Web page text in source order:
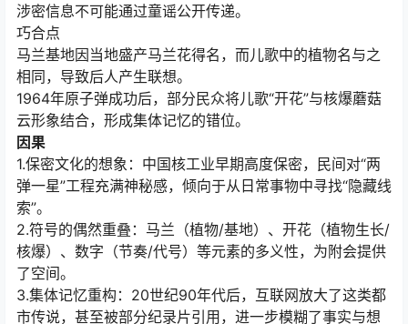
涉密信息不可能通过童谣公开传递。
巧合点
马兰基地因当地盛产马兰花得名，而儿歌中的植物名与之
相同，导致后人产生联想。
1964年原子弹成功后，部分民众将儿歌“开花”与核爆蘑菇
云形象结合，形成集体记忆的错位。
因果
1.保密文化的想象：中国核工业早期高度保密，民间对“两
弹一星”工程充满神秘感，倾向于从日常事物中寻找“隐藏线
索”。
2.符号的偶然重叠：马兰（植物/基地）、开花（植物生长/
核爆）、数字（节奏/代号）等元素的多义性，为附会提供
了空间。
3.集体记忆重构：20世纪90年代后，互联网放大了这类都
市传说，甚至被部分纪录片引用，进一步模糊了事实与想